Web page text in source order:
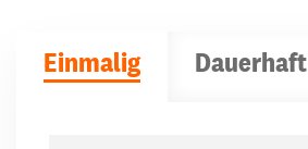
Einmalig Dauerhaft